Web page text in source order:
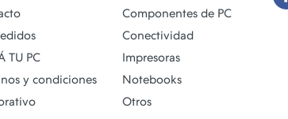
TU PC
y condiciones
Componentes de PC
Conectividad
Impresoras
Notebooks
Otros